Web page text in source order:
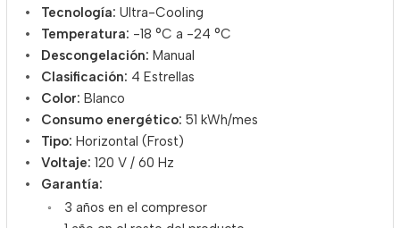
Tecnología: Ultra-Cooling
Temperatura: -18 °C a -24 °C
Descongelación: Manual
Clasificación: 4 Estrellas
Color: Blanco
Consumo energético: 51 kWh/mes
Tipo: Horizontal (Frost)
Voltaje: 120 V / 60 Hz
Garantía:
3 años en el compresor